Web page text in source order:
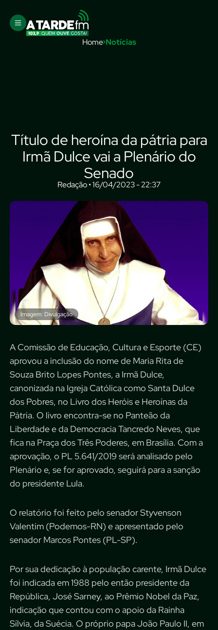
Home Notícias
Título de heroína da pátria para
Irmã Dulce vai a Plenário do
Senado
Redação • 16/04/2023 - 22:37
Imagem: Divulgação
A Comissão de Educação, Cultura e Esporte (CE)
aprovou a inclusão do nome de Maria Rita de
Souza Brito Lopes Pontes, a Irmã Dulce,
canonizada na Igreja Católica como Santa Dulce
dos Pobres, no Livro dos Heróis e Heroínas da
Pátria. O livro encontra-se no Panteão da
Liberdade e da Democracia Tancredo Neves, que
fica na Praça dos Três Poderes, em Brasília. Com a
aprovação, o PL 5.641/2019 será analisado pelo
Plenário e, se for aprovado, seguirá para a sanção
do presidente Lula.
O relatório foi feito pelo senador Styvenson
Valentim (Podemos-RN) e apresentado pelo
senador Marcos Pontes (PL-SP).
Por sua dedicação à população carente, Irmã Dulce
foi indicada em 1988 pelo então presidente da
República, José Sarney, ao Prêmio Nobel da Paz,
indicação que contou com o apoio da Rainha
Sílvia, da Suécia. O próprio papa João Paulo II, em